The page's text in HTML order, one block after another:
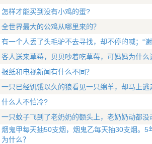
怎样才能买到没有小鸡的蛋?
全世界最大的公鸡从哪里来的？
有一个人丢了头毛驴不去寻找，却不停的喊；“
客人送来草莓，贝贝吵着吃草莓，可妈妈为什么
报纸和电视新闻有什么不同？
一只已经饥饿以久的狼看见一只绵羊，却马上逃
什么人不怕冷?
一只蚊子飞到了老奶奶的额头上，老奶奶动都
烟鬼甲每天抽50支烟，烟鬼乙每天抽30支烟。
为什么？